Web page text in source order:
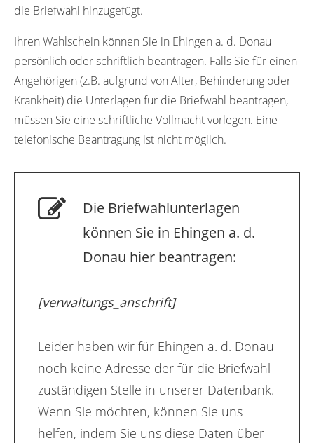
die Briefwahl hinzugefügt.
Ihren Wahlschein können Sie in Ehingen a. d. Donau
persönlich oder schriftlich beantragen. Falls Sie für einen
Angehörigen (z.B. aufgrund von Alter, Behinderung oder
Krankheit) die Unterlagen für die Briefwahl beantragen,
müssen Sie eine schriftliche Vollmacht vorlegen. Eine
telefonische Beantragung ist nicht möglich.
Die Briefwahlunterlagen
können Sie in Ehingen a. d.
Donau hier beantragen:
[verwaltungs_anschrift]
Leider haben wir für Ehingen a. d. Donau
noch keine Adresse der für die Briefwahl
zuständigen Stelle in unserer Datenbank.
Wenn Sie möchten, können Sie uns
helfen, indem Sie uns diese Daten über